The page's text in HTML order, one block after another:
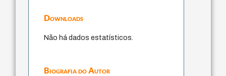
Downloads
Não há dados estatísticos.
Biografia do Autor